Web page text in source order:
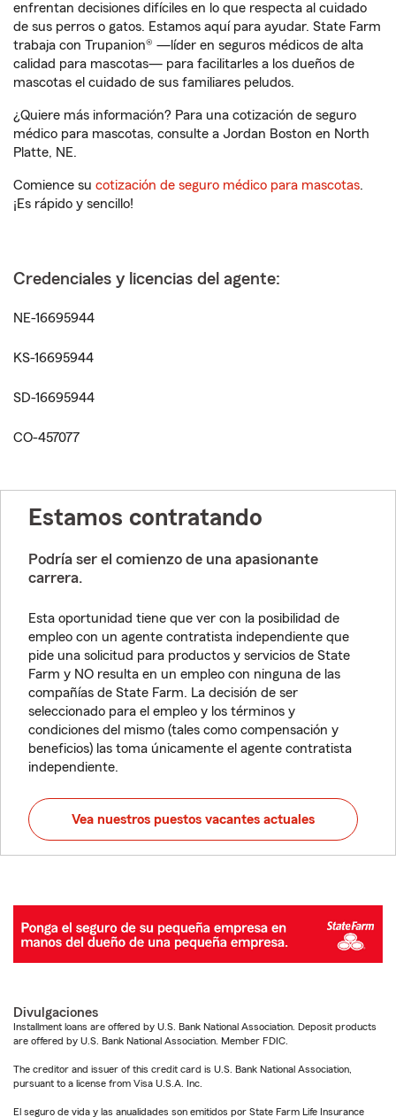
enfrentan decisiones difíciles en lo que respecta al cuidado
de sus perros o gatos. Estamos aquí para ayudar. State Farm
trabaja con Trupanion® —líder en seguros médicos de alta
calidad para mascotas— para facilitarles a los dueños de
mascotas el cuidado de sus familiares peludos.
¿Quiere más información? Para una cotización de seguro
médico para mascotas, consulte a Jordan Boston en North
Platte, NE.
Comience su cotización de seguro médico para mascotas.
¡Es rápido y sencillo!
Credenciales y licencias del agente:
NE-16695944
KS-16695944
SD-16695944
CO-457077
Estamos contratando
Podría ser el comienzo de una apasionante
carrera.
Esta oportunidad tiene que ver con la posibilidad de
empleo con un agente contratista independiente que
pide una solicitud para productos y servicios de State
Farm y NO resulta en un empleo con ninguna de las
compañías de State Farm. La decisión de ser
seleccionado para el empleo y los términos y
condiciones del mismo (tales como compensación y
beneficios) las toma únicamente el agente contratista
independiente.
Vea nuestros puestos vacantes actuales
Divulgaciones
Installment loans are offered by U.S. Bank National Association. Deposit products
are offered by U.S. Bank National Association. Member FDIC.
The creditor and issuer of this credit card is U.S. Bank National Association,
pursuant to a license from Visa U.S.A. Inc.
El seguro de vida y las anualidades son emitidos por State Farm Life Insurance